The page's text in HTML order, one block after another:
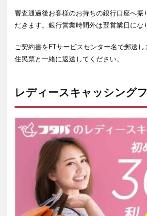
審査通過後お客様のお持ちの銀行口座へ振
だきます。銀行営業時間外は翌営業日にな
ご契約書をFTサービスセンター名で郵送
住民票と一緒に返送してください。
レディースキャッシング